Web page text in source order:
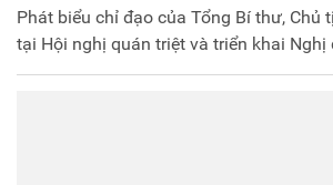
Phát biểu chỉ đạo của Tổng Bí thư, Chủ
tại Hội nghị quán triệt và triển khai Nghị